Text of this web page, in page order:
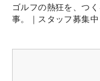
ゴルフの熱狂を、つ
事。｜スタッフ募集中